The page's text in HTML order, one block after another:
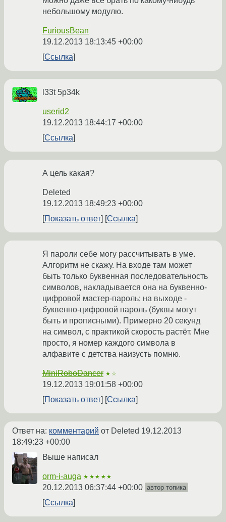
небольшому модулю.
FuriousBean
19.12.2013 18:13:45 +00:00
Ссылка
l33t 5p34k
userid2
19.12.2013 18:44:17 +00:00
Ссылка
А цель какая?
Deleted
19.12.2013 18:49:23 +00:00
Показать ответ
Ссылка
Я пароли себе могу рассчитывать в уме.
Алгоритм не скажу. На входе там может
быть только буквенная последовательность
символов, накладывается она на буквенно-
цифровой мастер-пароль; на выходе -
буквенно-цифровой пароль (буквы могут
быть и прописными). Примерно 20 секунд
на символ, с практикой скорость растёт. Мне
просто, я номер каждого символа в
алфавите с детства наизусть помню.
MiniRoboDancer ★☆
19.12.2013 19:01:58 +00:00
Показать ответ
Ссылка
Ответ на: комментарий от Deleted 19.12.2013
18:49:23 +00:00
Выше написал
orm-i-auga ★★★★★
20.12.2013 06:37:44 +00:00 автор топика
Ссылка